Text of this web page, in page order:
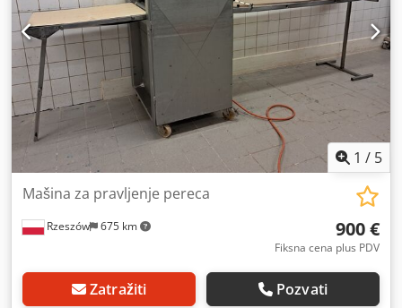
1 / 5
Rzeszów 675 km
Mašina za pravljenje pereca
900 €
Fiksna cena plus PDV
Zatražiti Pozvati